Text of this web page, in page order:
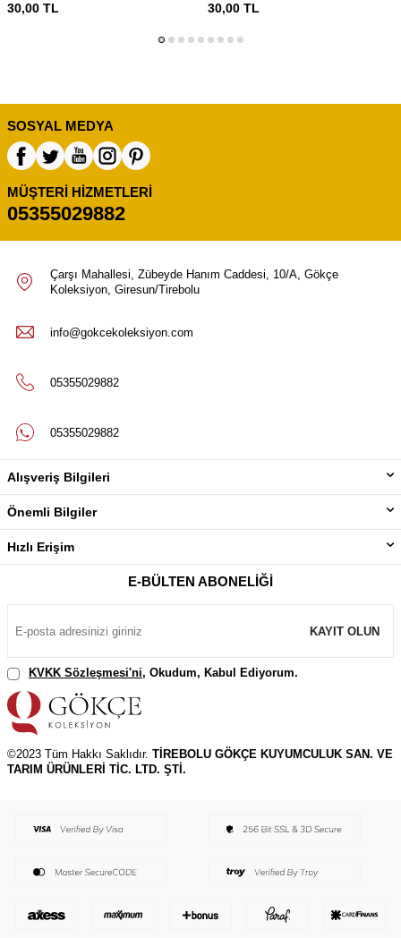
30,00 TL 30,00TL
SOSYAL MEDYA
MÜŞTERI HIZMETLERI
05355029882
Çarşı Mahallesi, Zübeyde Hanım Caddesi, 10/A, Gökçe
Koleksiyon, Giresun/Tirebolu
info@gokcekoleksiyon.com
05355029882
05355029882
Alışveriş Bilgileri
Önemli Bilgiler
Hızlı Erişim
E-BÜLTEN ABONELIĞI
KAYIT OLUN
KVKK Sözleşmesi'ni, Okudum, Kabul Ediyorum.
©2023 Tüm Hakkı Saklıdır. TİREBOLU GÖKÇE KUYUMCULUK SAN. VE
TARIM ÜRÜNLERİ TİC. LTD. ŞTİ.